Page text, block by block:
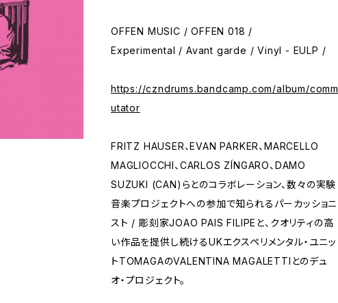
OFFEN MUSIC / OFFEN 018 /
Experimental / Avant garde / Vinyl - EULP /
https://czndrums.bandcamp.com/album/comm
utator
FRITZ HAUSER、EVAN PARKER、MARCELLO
MAGLIOCCHI、CARLOS ZÍNGARO、DAMO
SUZUKI (CAN)らとのコラボレーション、数々の実験
音楽プロジェクトへの参加で知られるパーカッショニ
スト / 彫刻家JOAO PAIS FILIPEと、クオリティの高
い作品を提供し続けるUKエクスペリメンタル・ユニッ
トTOMAGAのVALENTINA MAGALETTIとのデュ
オ・プロジェクト。